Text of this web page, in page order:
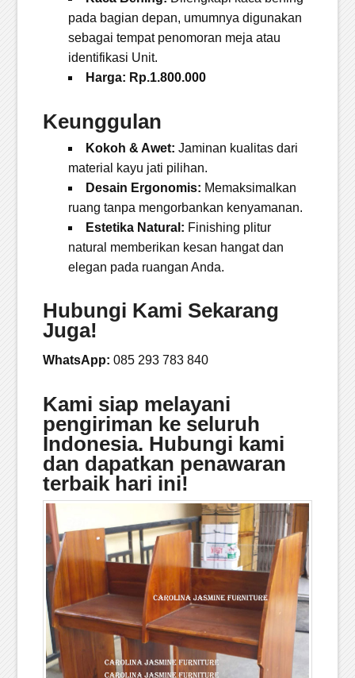
pada bagian depan, umumnya digunakan
sebagai tempat penomoran meja atau
identifikasi Unit.
Harga: Rp.1.800.000
Keunggulan
Kokoh & Awet: Jaminan kualitas dari
material kayu jati pilihan.
Desain Ergonomis: Memaksimalkan
ruang tanpa mengorbankan kenyamanan.
Estetika Natural: Finishing plitur
natural memberikan kesan hangat dan
elegan pada ruangan Anda.
Hubungi Kami Sekarang
Juga!
WhatsApp: 085 293 783 840
Kami siap melayani
pengiriman ke seluruh
Indonesia. Hubungi kami
dan dapatkan penawaran
terbaik hari ini!